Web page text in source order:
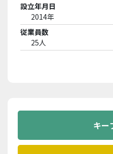
設立年月日
2014年
従業員数
25人